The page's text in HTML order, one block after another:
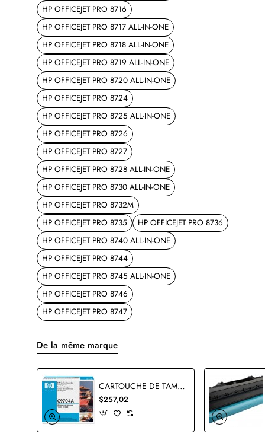
HP OFFICEJET PRO 8716
HP OFFICEJET PRO 8717 ALL-IN-ONE
HP OFFICEJET PRO 8718 ALL-IN-ONE
HP OFFICEJET PRO 8719 ALL-IN-ONE
HP OFFICEJET PRO 8720 ALL-IN-ONE
HP OFFICEJET PRO 8724
HP OFFICEJET PRO 8725 ALL-IN-ONE
HP OFFICEJET PRO 8726
HP OFFICEJET PRO 8727
HP OFFICEJET PRO 8728 ALL-IN-ONE
HP OFFICEJET PRO 8730 ALL-IN-ONE
HP OFFICEJET PRO 8732M
HP OFFICEJET PRO 8735
HP OFFICEJET PRO 8736
HP OFFICEJET PRO 8740 ALL-IN-ONE
HP OFFICEJET PRO 8744
HP OFFICEJET PRO 8745 ALL-IN-ONE
HP OFFICEJET PRO 8746
HP OFFICEJET PRO 8747
De la même marque
CARTOUCHE DE TAMBOUR HP C9704A ORIGINALE
$257,02